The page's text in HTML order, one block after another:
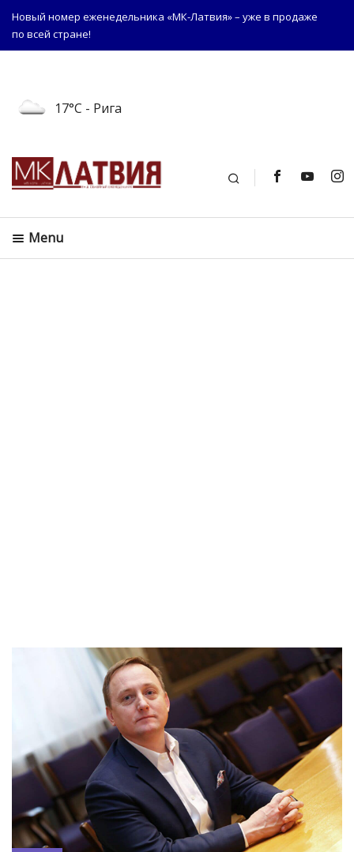
Новый номер еженедельника «МК-Латвия» – уже в продаже
по всей стране!
17°C - Рига
Поиск
Menu